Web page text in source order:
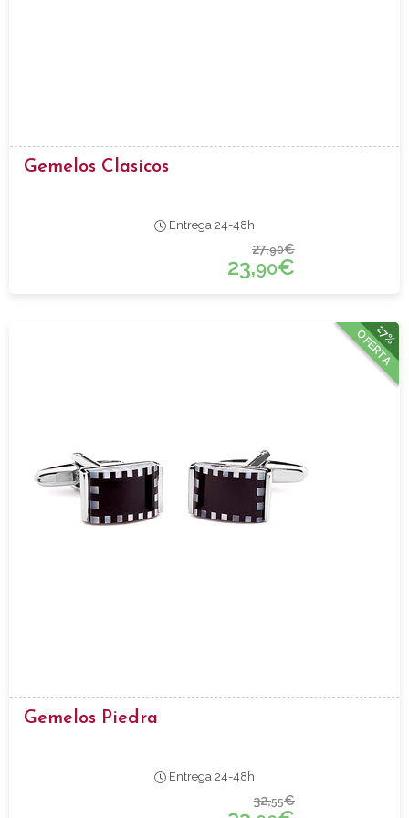
Gemelos Clasicos
Entrega 24-48h
27,90€
23,90€
27%
OFERTA
Gemelos Piedra
Entrega 24-48h
32,55€